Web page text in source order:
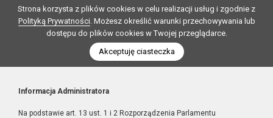
Strona korzysta z plików cookies w celu realizacji usług i zgodnie z
Polityką Prywatności. Możesz określić warunki przechowywania lub
dostępu do plików cookies w Twojej przeglądarce.
Akceptuję ciasteczka
Informacja Administratora
Na podstawie art. 13 ust. 1 i 2 Rozporządzenia Parlamentu